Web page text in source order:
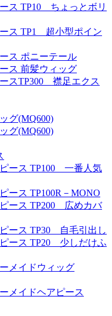
ス TP10 ちょっとボリ
ス TP1 超小型ポイン
ス ポニーテール
ス 前髪ウィッグ
スTP300 襟足エクス
グ(MQ600)
グ(MQ600)
ース TP100 一番人気
ース TP100R－MONO
ース TP200 広めカバ
ース TP30 自毛引出し
ース TP20 少しだけふ
メイドウィッグ
メイドヘアピース